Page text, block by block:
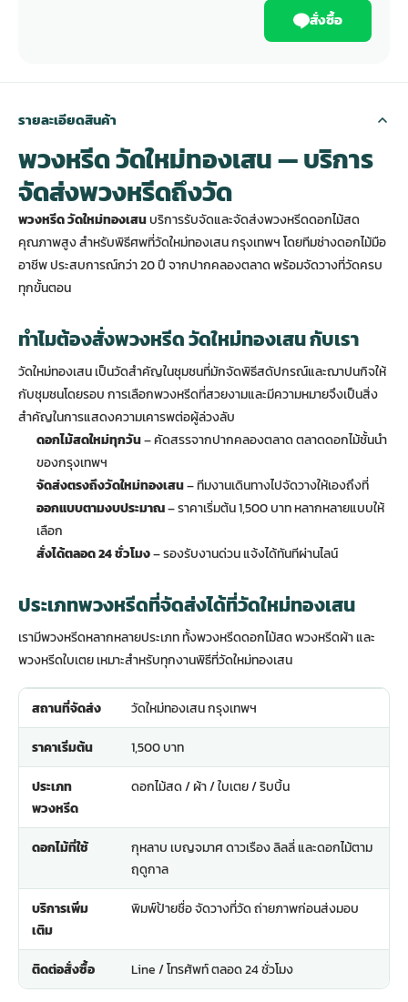
สั่งซื้อ
รายละเอียดสินค้า
พวงหรีด วัดใหม่ทองเสน — บริการ
จัดส่งพวงหรีดถึงวัด
พวงหรีด วัดใหม่ทองเสนบริการรับจัดและจัดส่งพวงหรีดดอกไม้สด
คุณภาพสูง สำหรับพิธีศพที่วัดใหม่ทองเสน กรุงเทพฯ โดยทีมช่างดอกไม้มือ
อาชีพ ประสบการณ์กว่า 20 ปี จากปากคลองตลาด พร้อมจัดวางที่วัดครบ
ทุกขั้นตอน
ทำไมต้องสั่งพวงหรีด วัดใหม่ทองเสน กับเรา
วัดใหม่ทองเสน เป็นวัดสำคัญในชุมชนที่มักจัดพิธีสดัปกรณ์และฌาปนกิจให้
กับชุมชนโดยรอบ การเลือกพวงหรีดที่สวยงามและมีความหมายจึงเป็นสิ่ง
สำคัญในการแสดงความเคารพต่อผู้ล่วงลับ
ดอกไม้สดใหม่ทุกวัน– คัดสรรจากปากคลองตลาด ตลาดดอกไม้ชั้นนำ
ของกรุงเทพฯ
จัดส่งตรงถึงวัดใหม่ทองเสน– ทีมงานเดินทางไปจัดวางให้เองถึงที่
ออกแบบตามงบประมาณ– ราคาเริ่มต้น 1,500 บาท หลากหลายแบบให้
เลือก
สั่งได้ตลอด 24 ชั่วโมง– รองรับงานด่วน แจ้งได้ทันทีผ่านไลน์
ประเภทพวงหรีดที่จัดส่งได้ที่วัดใหม่ทองเสน
เรามีพวงหรีดหลากหลายประเภท ทั้งพวงหรีดดอกไม้สด พวงหรีดผ้า และ
พวงหรีดใบเตย เหมาะสำหรับทุกงานพิธีที่วัดใหม่ทองเสน
สถานที่จัดส่ง วัดใหม่ทองเสน กรุงเทพฯ
ราคาเริ่มต้น 1,500 บาท
ประเภท
พวงหรีด
ดอกไม้สด / ผ้า / ใบเตย / ริบบิ้น
ดอกไม้ที่ใช้
กุหลาบ เบญจมาศ ดาวเรือง ลิลลี่ และดอกไม้ตาม
ฤดูกาล
บริการเพิ่ม
เติม
พิมพ์ป้ายชื่อ จัดวางที่วัด ถ่ายภาพก่อนส่งมอบ
ติดต่อสั่งซื้อ Line / โทรศัพท์ ตลอด 24 ชั่วโมง